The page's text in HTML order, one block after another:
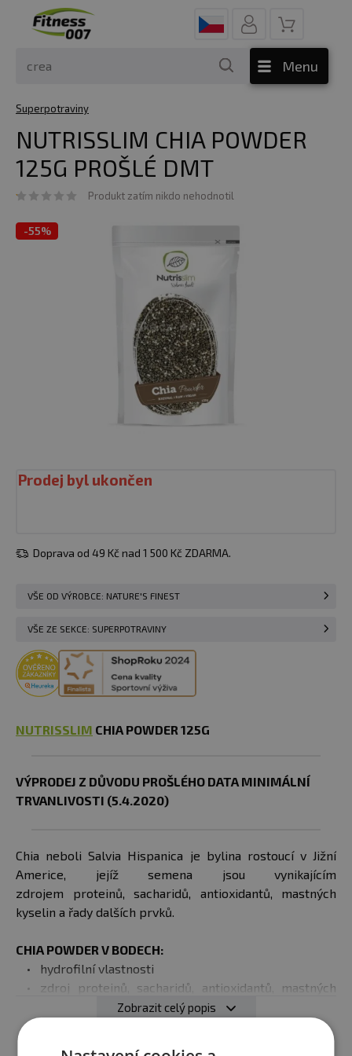
Menu
Superpotraviny
NUTRISSLIM CHIA POWDER
125G PROŠLÉ DMT
Produkt zatím nikdo nehodnotil
-55%
Prodej byl ukončen
Doprava od 49 Kč nad 1 500 Kč ZDARMA.
VŠE OD VÝROBCE: NATURE'S FINEST
VŠE ZE SEKCE: SUPERPOTRAVINY
NUTRISSLIM CHIA POWDER 125G
VÝPRODEJ Z DŮVODU PROŠLÉHO DATA MINIMÁLNÍ
TRVANLIVOSTI (5.4.2020)
Chia neboli Salvia Hispanica je bylina rostoucí v Jižní
Americe, jejíž semena jsou vynikajícím
zdrojem proteinů, sacharidů, antioxidantů, mastných
kyselin a řady dalších prvků.
CHIA POWDER V BODECH:
hydrofilní vlastnosti
​zdroj proteinů, sacharidů, antioxidantů, mastných
kyselin a řady dalších prvků
Zobrazit celý popis